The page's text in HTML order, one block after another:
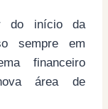
do início da
sempre em
financeiro
área de